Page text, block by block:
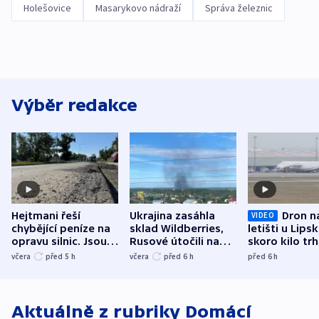
Holešovice Masarykovo nádraží Správa železnic
Výběr redakce
Hejtmani řeší
chybějící peníze na
opravu silnic. Jsou
nenárokové, namítá
včera před 5 h
Ukrajina zasáhla
sklad Wildberries,
Rusové útočili na
trh, hasiče či
včera před 6 h
VIDEO
Dron
letišti u
skoro kilo
indicie
před 6h
Aktuálně z rubriky Domácí